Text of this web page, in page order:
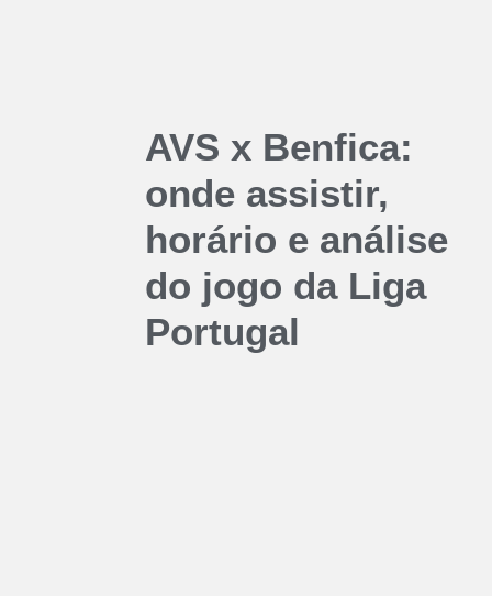
AVS x Benfica:
onde assistir,
horário e análise
do jogo da Liga
Portugal